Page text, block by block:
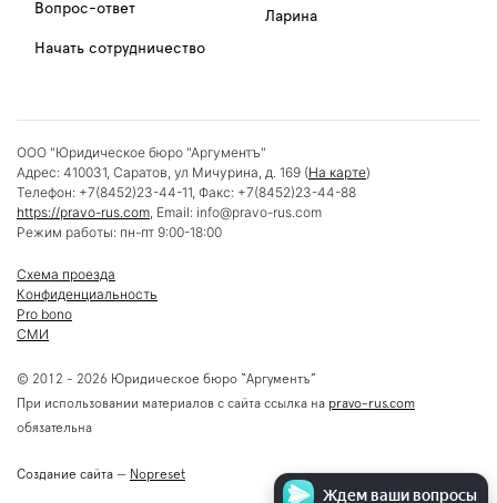
Вопрос-ответ
Начать сотрудничество
Ларина
© 2012 - 2026 Юридическое бюро “Аргументъ”
При использовании материалов с сайта ссылка на pravo-rus.com
обязательна
Создание сайта — Nopreset
ООО "Юридическое бюро "Аргументъ"
Адрес: 410031, Саратов, ул Мичурина, д. 169 (На карте)
Телефон: +7(8452)23-44-11, Факс: +7(8452)23-44-88
https://pravo-rus.com, Email: info@pravo-rus.com
Режим работы: пн-пт 9:00-18:00
Схема проезда
Конфиденциальность
Pro bono
СМИ
Ждем ваши вопросы